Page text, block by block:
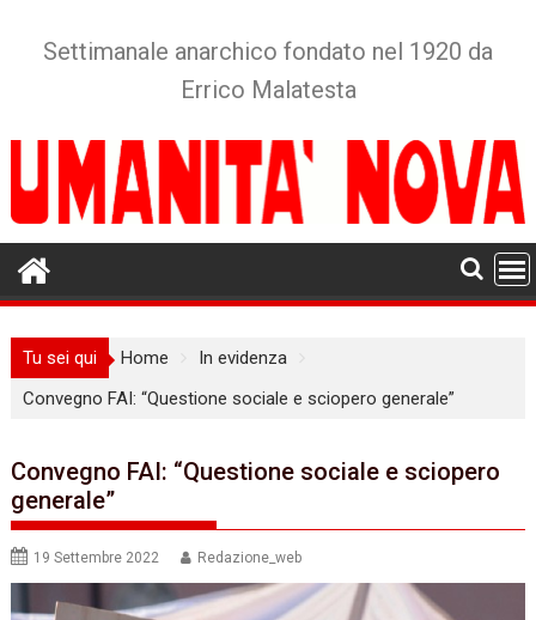
Settimanale anarchico fondato nel 1920 da
Errico Malatesta
Tu sei qui Home
In evidenza
Convegno FAI: “Questione sociale e sciopero generale”
Convegno FAI: “Questione sociale e sciopero
generale”
19 Settembre 2022 Redazione_web